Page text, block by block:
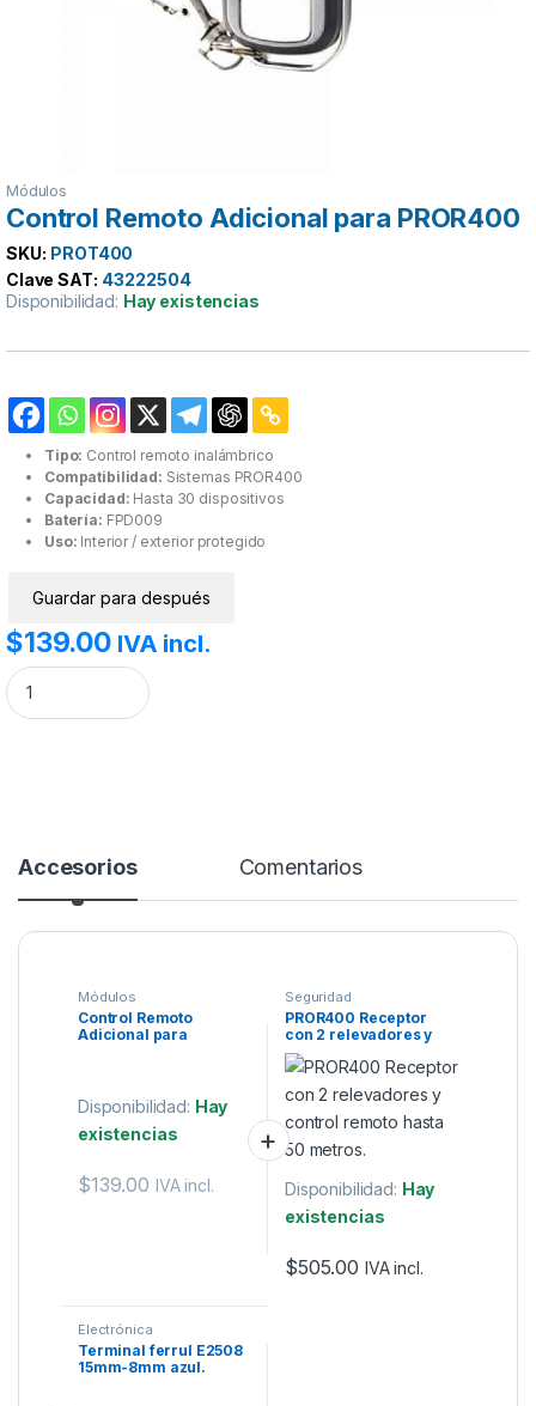
Módulos
Control Remoto Adicional para PROR400
SKU: PROT400
Clave SAT: 43222504
Disponibilidad: Hay existencias
Tipo: Control remoto inalámbrico
Compatibilidad: Sistemas PROR400
Capacidad: Hasta 30 dispositivos
Batería: FPD009
Uso: Interior / exterior protegido
Guardar para después
$139.00 IVA incl.
Control Remoto Adicional para PROR400 cantidad
Accesorios Comentarios
Módulos
Control Remoto
Adicional para
Disponibilidad: Hay
existencias
$139.00 IVA incl.
Seguridad
PROR400 Receptor
con 2 relevadores y
control remoto hasta
50 metros.
Disponibilidad: Hay
existencias
$505.00 IVA incl.
Electrónica
Terminal ferrul E2508
15mm-8mm azul.